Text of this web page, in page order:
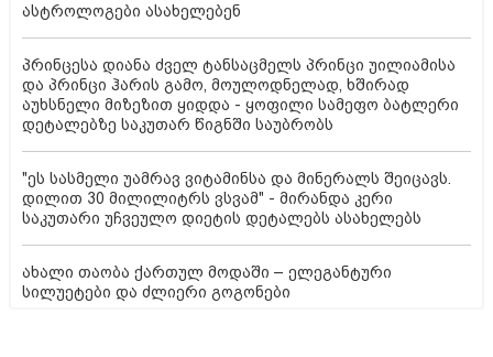
ასტროლოგები ასახელებენ
პრინცესა დიანა ძველ ტანსაცმელს პრინცი უილიამისა
და პრინცი ჰარის გამო, მოულოდნელად, ხშირად
აუხსნელი მიზეზით ყიდდა - ყოფილი სამეფო ბატლერი
დეტალებზე საკუთარ წიგნში საუბრობს
"ეს სასმელი უამრავ ვიტამინსა და მინერალს შეიცავს.
დილით 30 მილილიტრს ვსვამ" - მირანდა კერი
საკუთარი უჩვეულო დიეტის დეტალებს ასახელებს
ახალი თაობა ქართულ მოდაში – ელეგანტური
სილუეტები და ძლიერი გოგონები